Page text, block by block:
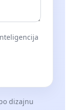
dizajnu